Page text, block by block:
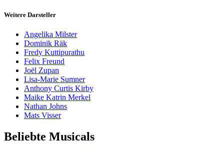
Weitere Darsteller
Angelika Milster
Dominik Räk
Fredy Kuttipurathu
Felix Freund
Joël Zupan
Lisa-Marie Sumner
Anthony Curtis Kirby
Maike Katrin Merkel
Nathan Johns
Mats Visser
Beliebte Musicals